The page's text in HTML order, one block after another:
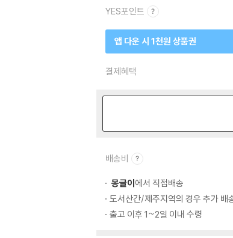
YES포인트
앱 다운 시 1천원 상품권
결제혜택
배송비
몽글이에서 직접배송
도서산간/제주지역의 경우 추가 배
출고 이후 1~2일 이내 수령